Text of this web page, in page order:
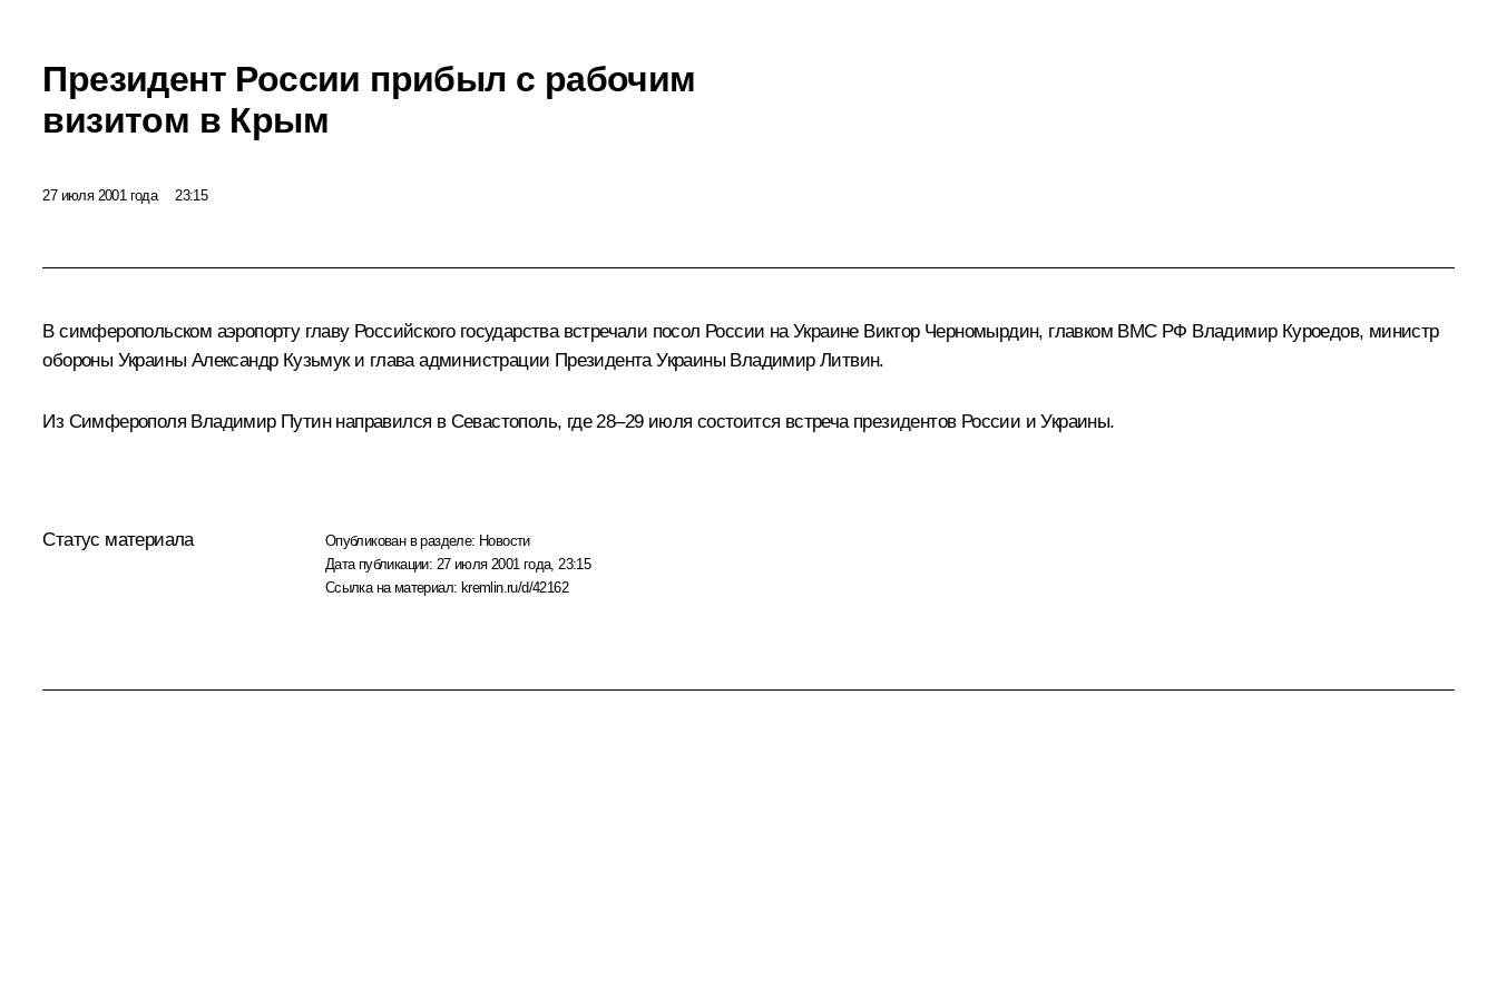
Президент России прибыл с рабочим
визитом в Крым
27 июля 2001 года 23:15
В симферопольском аэропорту главу Российского государства встречали посол России на Украине Виктор Черномырдин, главком ВМС РФ Владимир Куроедов, министр
обороны Украины Александр Кузьмук и глава администрации Президента Украины Владимир Литвин.
Из Симферополя Владимир Путин направился в Севастополь, где 28–29 июля состоится встреча президентов России и Украины.
Статус материала Опубликован в разделе: Новости
Дата публикации: 27 июля 2001 года, 23:15
Ссылка на материал: kremlin.ru/d/42162